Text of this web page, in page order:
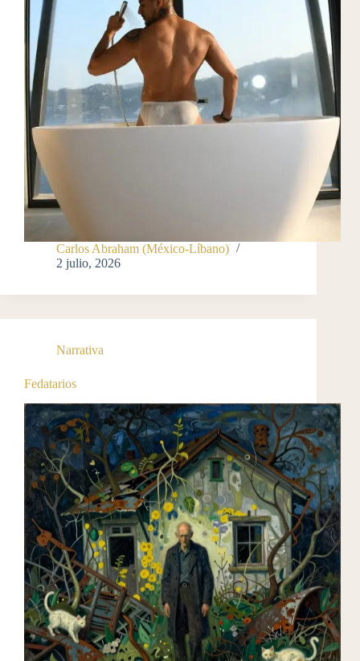
Carlos Abraham (México-Líbano)
2 julio, 2026
Narrativa
Fedatarios